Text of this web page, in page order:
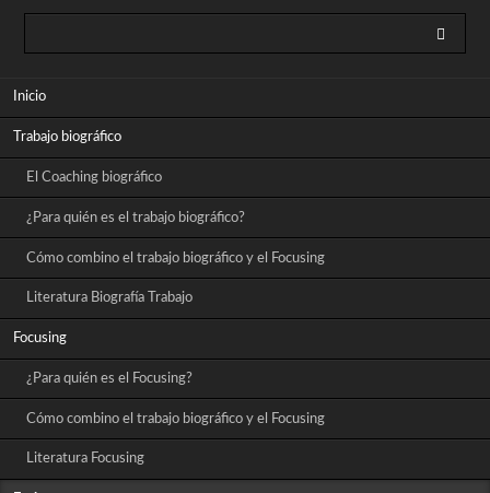
Saltar
Inicio
Trabajo biográfico
El Coaching biográfico
¿Para quién es el trabajo biográfico?
Cómo combino el trabajo biográfico y el Focusing
Literatura Biografía Trabajo
Focusing
¿Para quién es el Focusing?
Cómo combino el trabajo biográfico y el Focusing
Literatura Focusing